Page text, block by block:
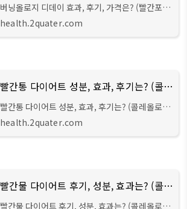
버닝올로지 디데이 효과, 후기, 가격은? (빨간포)
안녕하세요 주선생입니다. 이번 글에서는 '빨간포
다이어트'라고도 부르며, 단기간 다이어트에 효과
health.2quater.com
빨간통 다이어트 성분, 효과, 후기는? (콜레올로지 컷)
빨간통 다이어트 성분, 효과, 후기는? (콜레올로지
컷) 안녕하세요 주선생입니다. 이번 시간에는 '빨
간통 다이어트'로 유명한 푸드올로지 다이어트 식
health.2quater.com
빨간물 다이어트 후기, 성분, 효과는? (콜레올로지 티)
빨간물 다이어트 후기, 성분, 효과는? (콜레올로지